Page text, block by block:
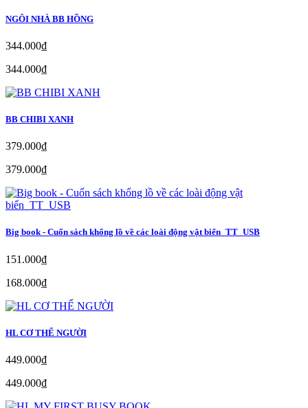
NGÔI NHÀ BB HỒNG
344.000₫
344.000₫
BB CHIBI XANH
379.000₫
379.000₫
Big book - Cuốn sách khổng lồ về các loài động vật biển_TT_USB
151.000₫
168.000₫
HL CƠ THỂ NGƯỜI
449.000₫
449.000₫